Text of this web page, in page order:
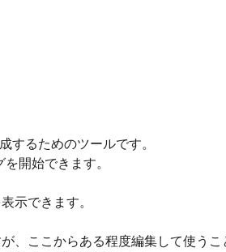
するためのツールです。
開始できます。
示できます。
ここからある程度編集して使うこ